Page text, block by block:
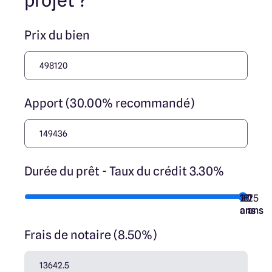
Prix du bien
Apport (30.00% recommandé)
Durée du prêt - Taux du crédit 3.30%
7
ans
10
ans
15
ans
20
ans
25
ans
Frais de notaire (8.50%)